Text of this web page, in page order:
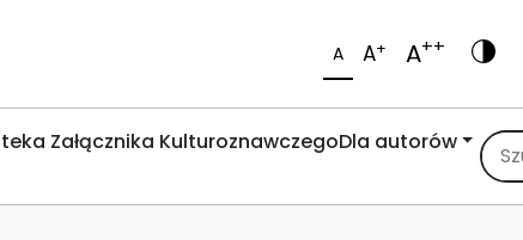
A A+ A++
Załącznika KulturoznawczegoDla autorów